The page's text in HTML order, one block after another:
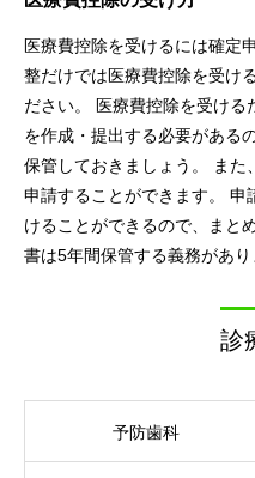
医療費控除を受けるには確定
整だけでは医療費控除を受け
ださい。 医療費控除を受ける
を作成・提出する必要がある
保管しておきましょう。 また
申請することができます。 申
けることができるので、まと
書は5年間保管する義務があり
診
予防歯科